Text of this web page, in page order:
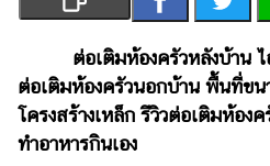
บันเทิง
ตรวจ
หวย
ผล
บอล
ต่อเติมห้องครัวหลังบ้าน ไ
ต่อเติมห้องครัวนอกบ้าน พื้นที่ข
โครงสร้างเหล็ก รีวิวต่อเติมห้อ
ทำอาหารกินเอง